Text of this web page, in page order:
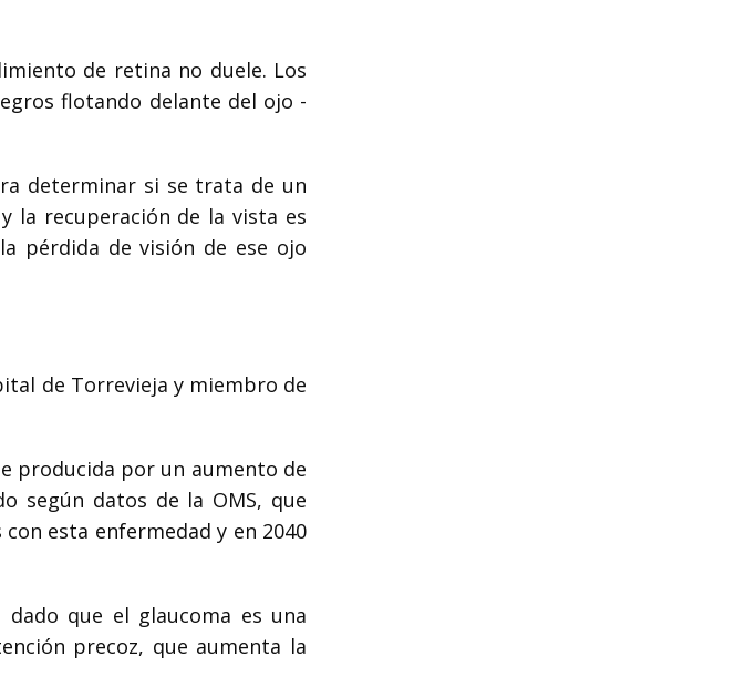
de retina no duele. Los
flotando delante del ojo -
determinar si se trata de un
la recuperación de la vista es
pérdida de visión de ese ojo
de Torrevieja y miembro de
producida por un aumento de
según datos de la OMS, que
esta enfermedad y en 2040
que el glaucoma es una
precoz, que aumenta la